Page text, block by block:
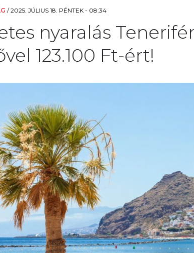
/2025. JÚLIUS 18. PÉNTEK - 08:34
nyaralás
123.100 Ft-ért!